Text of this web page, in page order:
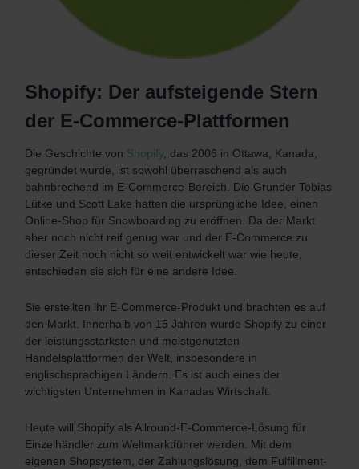
Shopify: Der aufsteigende Stern
der E-Commerce-Plattformen
Die Geschichte von Shopify, das 2006 in Ottawa, Kanada,
gegründet wurde, ist sowohl überraschend als auch
bahnbrechend im E-Commerce-Bereich. Die Gründer Tobias
Lütke und Scott Lake hatten die ursprüngliche Idee, einen
Online-Shop für Snowboarding zu eröffnen. Da der Markt
aber noch nicht reif genug war und der E-Commerce zu
dieser Zeit noch nicht so weit entwickelt war wie heute,
entschieden sie sich für eine andere Idee.
Sie erstellten ihr E-Commerce-Produkt und brachten es auf
den Markt. Innerhalb von 15 Jahren wurde Shopify zu einer
der leistungsstärksten und meistgenutzten
Handelsplattformen der Welt, insbesondere in
englischsprachigen Ländern. Es ist auch eines der
wichtigsten Unternehmen in Kanadas Wirtschaft.
Heute will Shopify als Allround-E-Commerce-Lösung für
Einzelhändler zum Weltmarktführer werden. Mit dem
eigenen Shopsystem, der Zahlungslösung, dem Fulfillment-